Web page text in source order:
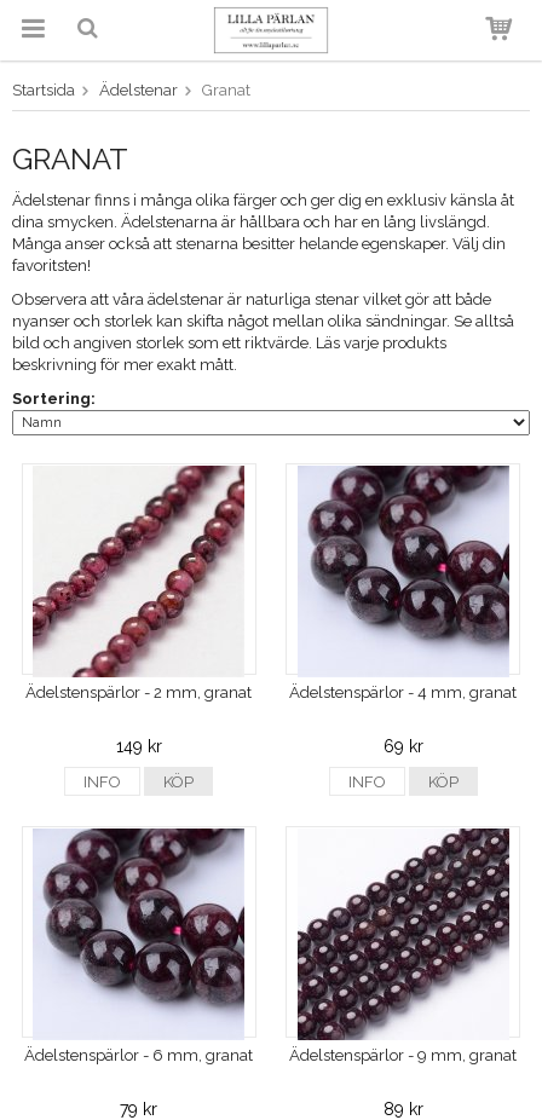
Produkten har blivit tillagd i
varukorgen
Startsida Ädelstenar Granat
GRANAT
Ädelstenar finns i många olika färger och ger dig en exklusiv känsla åt
dina smycken. Ädelstenarna är hållbara och har en lång livslängd.
Många anser också att stenarna besitter helande egenskaper. Välj din
favoritsten!
Observera att våra ädelstenar är naturliga stenar vilket gör att både
nyanser och storlek kan skifta något mellan olika sändningar. Se alltså
bild och angiven storlek som ett riktvärde. Läs varje produkts
beskrivning för mer exakt mått.
Sortering:
Ädelstenspärlor - 2 mm, granat
149 kr
INFO KÖP
Ädelstenspärlor - 4 mm, granat
69 kr
INFO KÖP
Ädelstenspärlor - 6 mm, granat
79 kr
Ädelstenspärlor - 9 mm, granat
89 kr